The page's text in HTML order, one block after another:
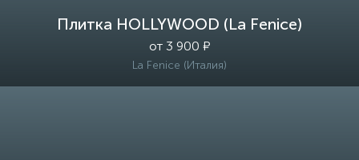
Плитка HOLLYWOOD (La Fenice)
от 3 900 ₽
La Fenice (Италия)